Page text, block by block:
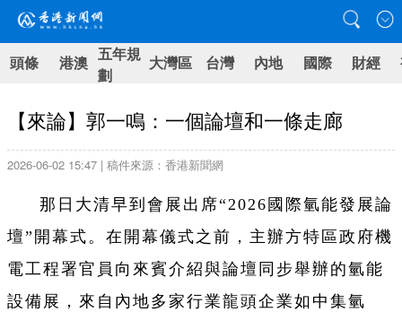
頭條 港澳 五年規
劃
大灣區 台灣 內地 國際 財經
【來論】郭一鳴：一個論壇和一條走廊
2026-06-02 15:47 | 稿件來源：香港新聞網
那日大清早到會展出席“2026國際氫能發展論
壇”開幕式。在開幕儀式之前，主辦方特區政府機
電工程署官員向來賓介紹與論壇同步舉辦的氫能
設備展，來自內地多家行業龍頭企業如中集氫